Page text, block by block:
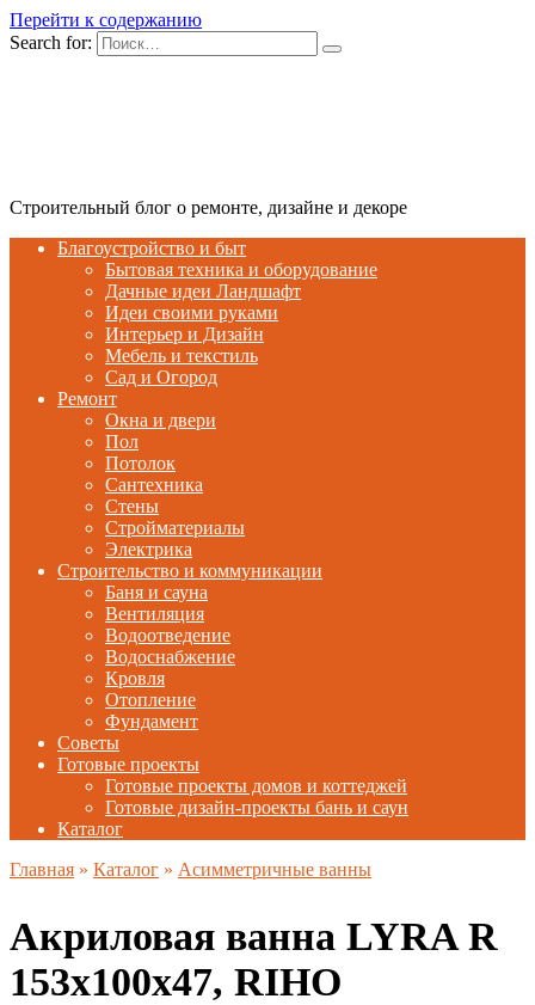
Перейти к содержанию
Search for:
Строительный блог о ремонте, дизайне и декоре
Благоустройство и быт
Бытовая техника и оборудование
Дачные идеи Ландшафт
Идеи своими руками
Интерьер и Дизайн
Мебель и текстиль
Сад и Огород
Ремонт
Окна и двери
Пол
Потолок
Сантехника
Стены
Стройматериалы
Электрика
Строительство и коммуникации
Баня и сауна
Вентиляция
Водоотведение
Водоснабжение
Кровля
Отопление
Фундамент
Советы
Готовые проекты
Готовые проекты домов и коттеджей
Готовые дизайн-проекты бань и саун
Каталог
Главная » Каталог » Асимметричные ванны
Акриловая ванна LYRA R
153х100х47, RIHO